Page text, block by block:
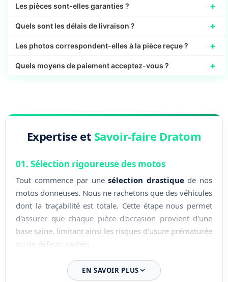
Les pièces sont-elles garanties ? +
Quels sont les délais de livraison ? +
Les photos correspondent-elles à la pièce reçue ? +
Quels moyens de paiement acceptez-vous ? +
Expertise et Savoir-faire Dratom
01. Sélection rigoureuse des motos
Tout commence par unesélection drastiquede nos
motos donneuses. Nous ne rachetons que des véhicules
dont la traçabilité est totale. Cette étape nous permet
d'assurer que chaque pièce d'occasion provient d'une
base saine, limitant ainsi les risques d'usure prématurée
ou de défauts cachés.
02. Démontage expert en atelier
EN SAVOIR PLUS